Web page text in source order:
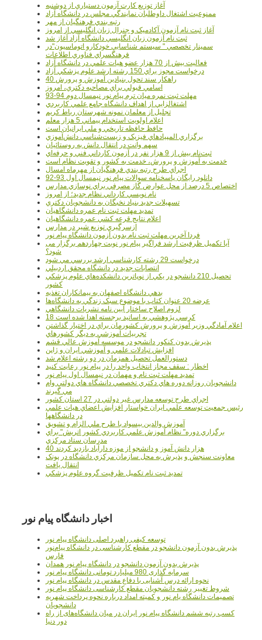
آغاز توزيع کارت آزمون دستياري از دوشنبه
ممنوعيت اشتغال داوطلبان نمايندگي مجلس در دانشگاه آزاد
رتبه بندي فرهنگيان از مهر
آغاز ثبت نام آزمون آکادميک و جنرال زبان انگليسي از امروز
ثبت نام آزمون زبان انگليسي دانشگاه آزاد آغاز شد
سمينار تخصصي " سيستم شناسايي خودکارو اتوماسيون"در
فرهنگسراي فناوري اطلاعات
فعاليت بيش از 70 هزار عضو هيات علمي در دانشگاه آزاد
درخواست مجوز براي 150 رشته ارشد علوم پزشکي آزاد
40 راهکار سند تحول بنيادين آموزش و پرورش
اسامي قبولي براي مصاحبه دکتري، امروز
مهلت ثبت نمره میان ترم پیام نور نیمسال دوم 94-93
اشتغالزايي از اهداف دانشگاه جامع علمي کاربردي
تجليل از معلمان نمونه شهرستان رباط کريم
اعلام اولويت استخدام پيماني 5 هزار معلم
حافظ حافظه تاريخي و ملي ايرانيان است
برگزاري المپيادهاي فيزيک و زيست‌شناسي دانش‌آموزي
سهم وانت در انتقال دانش به روستائيان
ثبت‌نام بيش از 9 هزار نفر در آزمون کارداني فني و حرفه‌اي
خدمت به آموزش و پرورش، خدمت به کشور و تقويت نظام است
اجراي طرح رتبه بندي فرهنگيان از مهرماه امسال
دانلود رایگان پاسخنامه سوالات پیام نور نیمسال اول 93-92
اختصاص 5 درصد از محل عوارض گاز مصرفي براي نوسازي مدارس
نام نويسي کارداني نظام جديد؛ از امروز
تسهيلات جديد بنياد نخبگان به دانشجويان دکتري
تمديد مهلت ثبت نام عمره دانشگاهيان
اعلام نتايج قرعه کشي عمره دانشگاهيان
ازسرگيري توزيع شير در مدارس
فردا آخرین مهلت ثبت نام بدون آزمون دانشگاه پیام نور
آیا تکمیل ظرفیت ارشد فراگیر پیام نور نوبت چهاردهم برگزار می
شود؟
درخواست 29 رشته کارشناسي ارشد بررسي مي شود
انتصابات جديد در دانشگاه محقق اردبيلي
تحصيل 210 دانشجو در يکي از نوپاترين دانشکده‌هاي علوم پزشکي
کشور
بدهي دانشگاه اصفهان به پيمانکاران تغذيه
عرضه 20 عنوان کتاب با موضوع سبک زندگي به دانشگاه‌ها
لزوم اصلاح ساختار آيين نامه نشريات دانشگاهي
18 کرسي پژوهشي به اساتيد برجسته اهدا شده است
اعلام آمادگي وزير آموزش و پرورش کشورمان براي در اختيار گذاشتن
تجربيات آموزشي به ديگر کشورهاي
پذيرش بدون کنکور دانشجو در موسسه آموزش عالي قشم
افزايش تبادلات علمي و آموزشي ايران و ژاپن
دستورالعمل تحصیل همزمان در دو رشته اعلام شد
اخطار : سقف مجاز انتخاب واحد را در پیام نور رعایت کنید
تمدید مهلت ثبت نام و مهمان در نیمسال اول پیام نور
دانشجويان روزانه دوره هاي دكتري تخصصي دانشگاه هاي دولتي وام
مي گيرند
اجراي طرح توسعه مدارس غير دولتي در 27 استان کشور
رئيس جمعيت توسعه علمي ايران خواستار افزايش اعضاي هيات علمي
در دانشگاهها
آموزش والدين بيسواد با طرح ملي الزام و تشويق
برگزاري دوره" نظام آموزش علمي كاربردي كشور اتريش" براي
مدرسان ستاد مرکزي
40 هزار دانش آموز و دانشجو از موزه دارآباد بازديد کردند
معاونت سنجش و پذيرش به محل سازمان مرکزي دانشگاه در پونک
انتقال يافت
تمديد ثبت نام تکميل ظرفيت گروه علوم پزشکي
اخبار دانشگاه پیام نور
توسعه کیفی راهبرد اصلی دانشگاه پیام نور
پذیرش بدون آزمون دانشجو در مقطع کارشناسی در دانشگاه پیام‌نور
فارس
پذیرش بدون آزمون دانشجو در دانشگاه پیام نور همدان
سرمایه گذاری 980 میلیارد تومانی دانشگاه پیام نور
نحوه ارائه درس آشنایی با دفاع مقدس در دانشگاه پیام نور
شروط تغییر رشته دانشجویان مقطع کارشناسی دانشگاه پیام نور
تصمیمات دانشگاه یام نور و کمیته امداد درباره نحوه پرداخت شهریه
دانشجویان
کسب رتبه ششم دانشگاه پیام نور ایران در میان دانشگاه‌های از راه
دور دنیا